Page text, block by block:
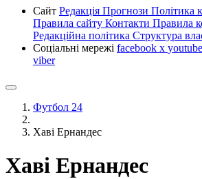
Сайт Редакція Прогнози Політика
Правила сайту Контакти Правила
Редакційна політика Структура
Соціальні мережі facebook x youtube
viber
Футбол 24
Хаві Ернандес
Хаві Ернандес